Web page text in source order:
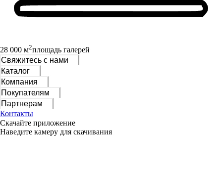
28 000 м2площадь галерей
Свяжитесь с нами
Каталог
Компания
Покупателям
Партнерам
Контакты
Скачайте приложение
Наведите камеру для скачивания